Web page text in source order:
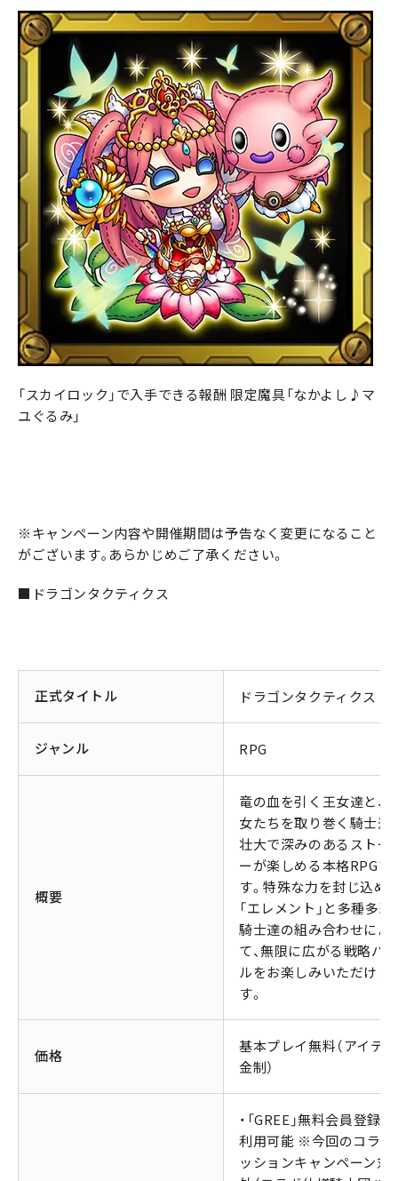
「スカイロック」で入手できる報酬 限定魔具「なかよし♪マ
ユぐるみ」
※キャンペーン内容や開催期間は予告なく変更になること
がございます｡あらかじめご了承ください。
■ドラゴンタクティクス
正式タイトル ドラゴンタクティクス
ジャンル RPG
概要
竜の血を引く王女達と、
女たちを取り巻く騎士達
壮大で深みのあるストー
ーが楽しめる本格RPGで
す。特殊な力を封じ込め
「エレメント」と多種多彩
騎士達の組み合わせによ
て、無限に広がる戦略バ
ルをお楽しみいただけま
す。
価格
基本プレイ無料（アイテ
金制）
・「GREE」無料会員登録
利用可能 ※今回のコラボ
ッションキャンペーン対